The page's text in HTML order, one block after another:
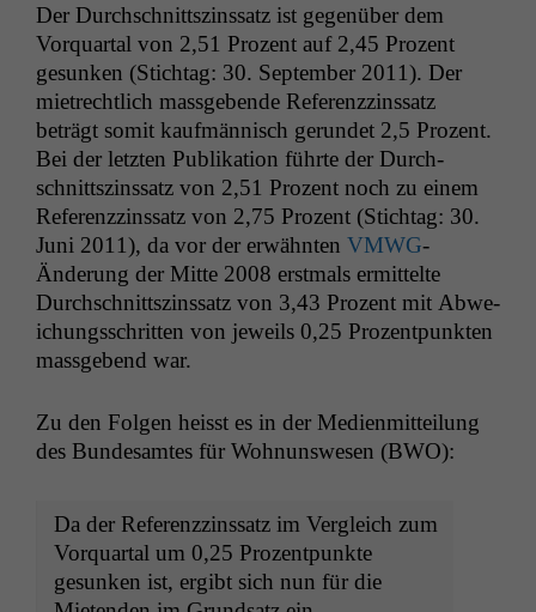
Der Durch­schnittszinssatz ist gegenüber dem
Vorquar­tal von 2,51 Prozent auf 2,45 Prozent
gesunken (Stich­tag: 30. Sep­tem­ber 2011). Der
mietrechtlich mass­gebende Ref­erenzzinssatz
beträgt somit kaufmän­nisch gerun­det 2,5 Prozent.
Bei der let­zten Pub­lika­tion führte der Durch­
schnittszinssatz von 2,51 Prozent noch zu einem
Ref­erenzzinssatz von 2,75 Prozent (Stich­tag: 30.
Juni 2011), da vor der erwäh­n­ten VMWG-
Änderung der Mitte 2008 erst­mals ermit­telte
Durch­schnittszinssatz von 3,43 Prozent mit Abwe­
ichungss­chrit­ten von jew­eils 0,25 Prozent­punk­ten
mass­gebend war.
Zu den Fol­gen heisst es in der Medi­en­mit­teilung
des Bun­de­samtes für Woh­nunswe­sen (BWO):
Da der Ref­erenzzinssatz im Ver­gle­ich zum
Vorquar­tal um 0,25 Prozent­punk­te
gesunken ist, ergibt sich nun für die